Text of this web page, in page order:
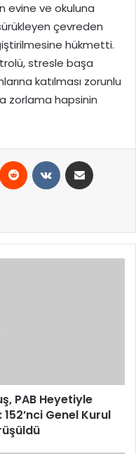
evine ve okuluna
çevreden
hükmetti.
stresle başa
katılması zorunlu
zorlama hapsinin
Pinterest Reddit VKontakte
PAB Heyetiyle
Genel Kurul